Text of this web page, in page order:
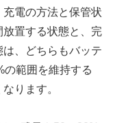
電の方法と保管状
置する状態と、完
、どちらもバッテ
の範囲を維持する
ります。